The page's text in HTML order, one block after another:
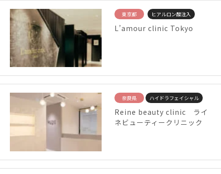
東京都 ヒアルロン酸注入
L’amour clinic Tokyo
奈良県 ハイドラフェイシャル
Reine beauty clinic ライ
ネビューティークリニック